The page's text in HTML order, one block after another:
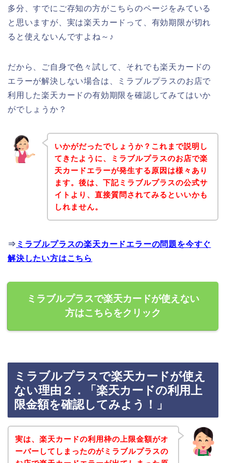
多分、すでにご存知の方がこちらのページをみている
と思いますが、実は楽天カードって、有効期限が切れ
ると使えないんですよね～♪
だから、ご自身で色々試して、それでも楽天カードの
エラーが解決しない場合は、ミラブルプラスのお店で
利用した楽天カードの有効期限を確認してみてはいか
がでしょうか？
いかがだったでしょうか？これまで説明し
てきたように、ミラブルプラスのお店で楽
天カードエラーが発生する原因は様々あり
ます。後は、下記ミラブルプラスの公式サ
イトより、直接質問されてみるといいかも
しれません。
⇒ ミラブルプラスの楽天カードエラーの問題を今すぐ
解決したい方はこちら
ミラブルプラスで楽天カードが使えない
方はこちらをクリック
ミラブルプラスで楽天カードが使え
ない理由２．「楽天カードの利用上
限金額を確認してみよう！」
実は、楽天カードの利用枠の上限金額がオ
ーバーしてしまったのがミラブルプラスの